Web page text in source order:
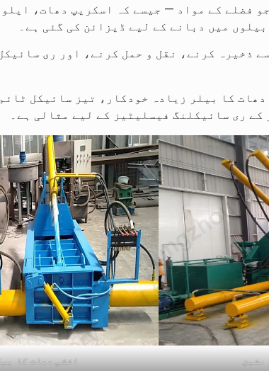
فضلے کے مواد — جیسے کہ اسکریپ دھات،
میں دبانے کے لیے ڈیزائن کی گئی ہے۔
ذخیرہ کرنے، نقل و حمل کرنے، اور ری
کا بیلر زیادہ خودکار، تیز سائیکل
ری سائیکلنگ فیسلیٹیز کے لیے مثالی ہے۔
مشین افقی دھات کا